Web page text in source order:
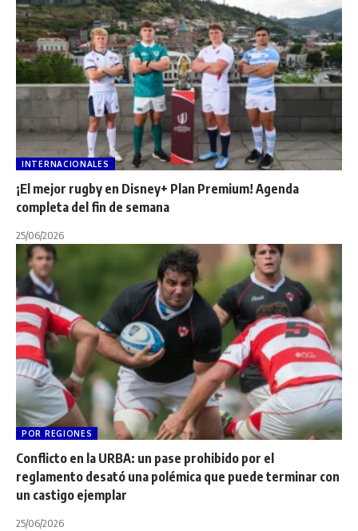
INTERNACIONALES
¡El mejor rugby en Disney+ Plan Premium! Agenda
completa del fin de semana
25/06/2026
POR REGIONES
Conflicto en la URBA: un pase prohibido por el
reglamento desató una polémica que puede terminar con
un castigo ejemplar
25/06/2026